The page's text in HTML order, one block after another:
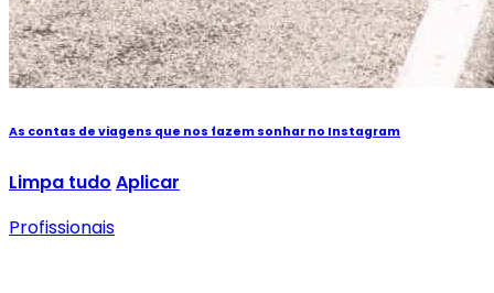
As contas de viagens que nos fazem sonhar no Instagram
Limpa tudo Aplicar
Profissionais